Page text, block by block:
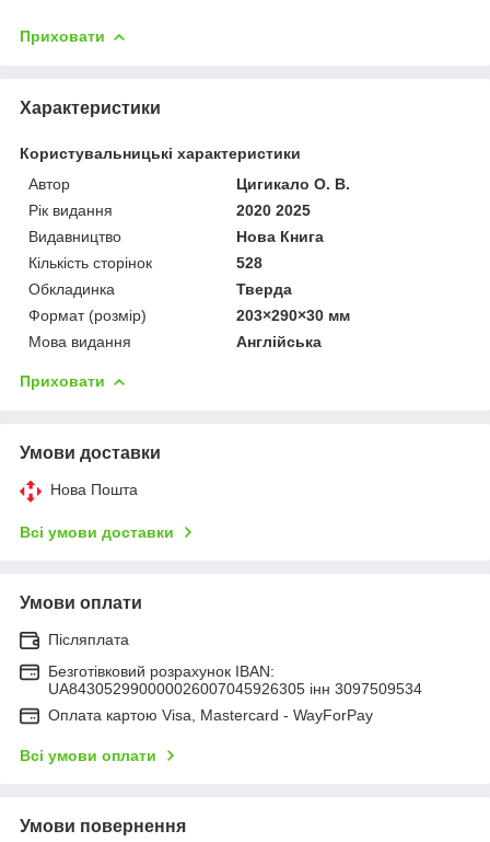
Приховати
Характеристики
Користувальницькі характеристики
Автор
Цигикало О. В.
Рік видання
2020 2025
Видавництво
Нова Книга
Кількість сторінок
528
Обкладинка
Тверда
Формат (розмір)
203×290×30 мм
Мова видання
Англійська
Приховати
Умови доставки
Нова Пошта
Всі умови доставки
Умови оплати
Післяплата
Безготівковий розрахунок IBAN:
UA843052990000026007045926305 інн 3097509534
Оплата картою Visa, Mastercard - WayForPay
Всі умови оплати
Умови повернення